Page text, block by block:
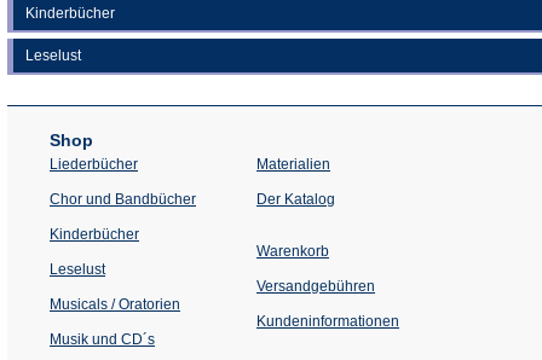
Kinderbücher
Leselust
Shop
Liederbücher
Chor und Bandbücher
Kinderbücher
Leselust
Musicals / Oratorien
Musik und CD´s
Materialien
Der Katalog
Warenkorb
Versandgebühren
Kundeninformationen